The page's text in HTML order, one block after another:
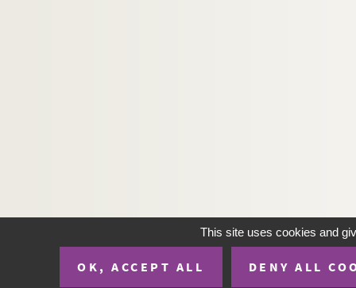
This site uses cookies and
OK, ACCEPT ALL DENY ALL